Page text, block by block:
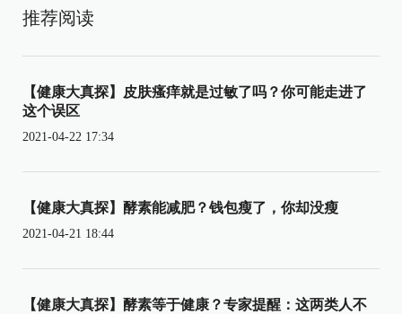
推荐阅读
【健康大真探】皮肤瘙痒就是过敏了吗？你可能走进了
这个误区
2021-04-22 17:34
【健康大真探】酵素能减肥？钱包瘦了，你却没瘦
2021-04-21 18:44
【健康大真探】酵素等于健康？专家提醒：这两类人不